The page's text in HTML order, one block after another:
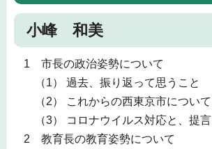
小峰 和美
1 市長の政治姿勢について
（1） 過去、振り返って思うこと
（2） これからの西東京市について
（3） コロナウイルス対応と、提言
2 教育長の教育姿勢について